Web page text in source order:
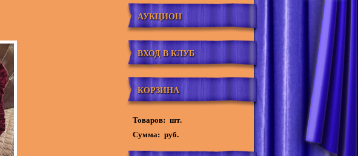
АУКЦИОН
ВХОД В КЛУБ
КОРЗИНА
Товаров: шт.
Сумма: руб.